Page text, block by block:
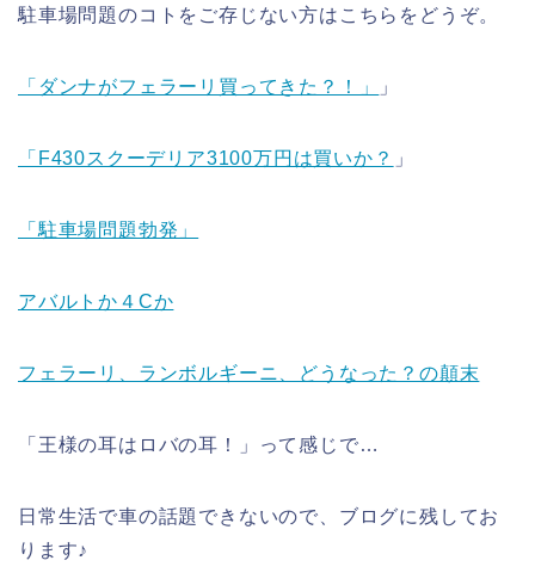
駐車場問題のコトをご存じない方はこちらをどうぞ。
「ダンナがフェラーリ買ってきた？！」 」
「F430スクーデリア3100万円は買いか？ 」
「駐車場問題勃発」
アバルトか４Cか
フェラーリ、ランボルギーニ、どうなった？の顛末
「王様の耳はロバの耳！」って感じで…
日常生活で車の話題できないので、ブログに残してお
ります♪